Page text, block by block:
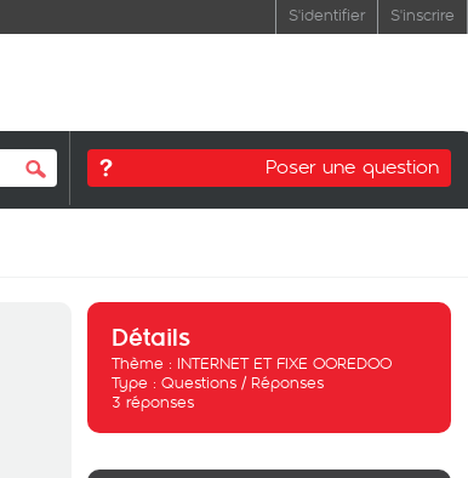
S'identifier S'inscrire
Poser une question
Détails
Thème : INTERNET ET FIXE OOREDOO
Type : Questions / Réponses
3 réponses